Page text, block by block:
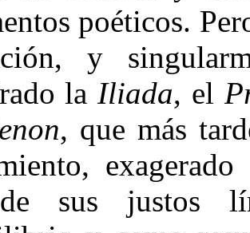
poéticos.
y
la Iliada, el
, que más
sus justos